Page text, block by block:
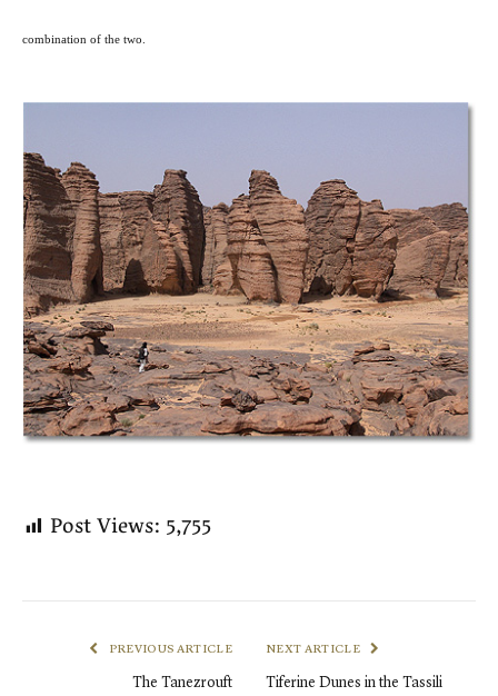
combination of the two.
Post Views: 5,755
PREVIOUS ARTICLE
The Tanezrouft
NEXT ARTICLE
Tiferine Dunes in the Tassili